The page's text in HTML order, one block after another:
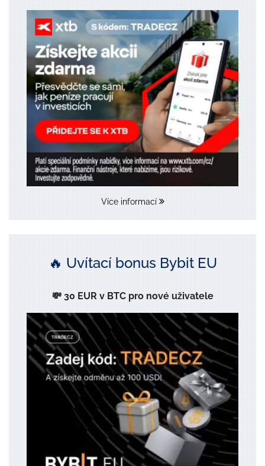
Více informací
🔥 Uvítací bonus Bybit EU
💸 30 EUR v BTC pro nové uživatele